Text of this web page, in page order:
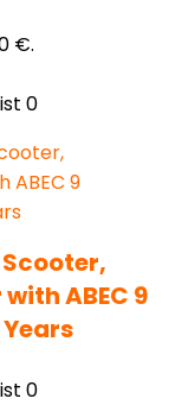
€.
0
ABEC 9
0